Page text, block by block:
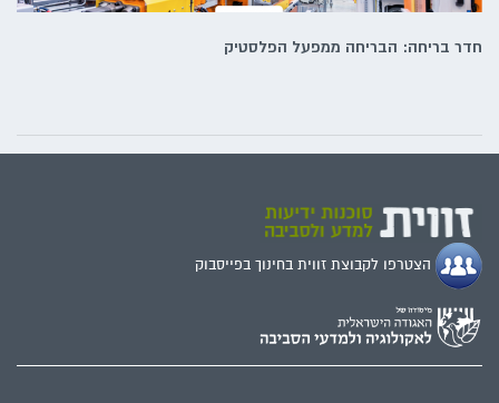
חדר בריחה: הבריחה ממפעל הפלסטיק
הצטרפו לקבוצת זווית בחינוך בפייסבוק